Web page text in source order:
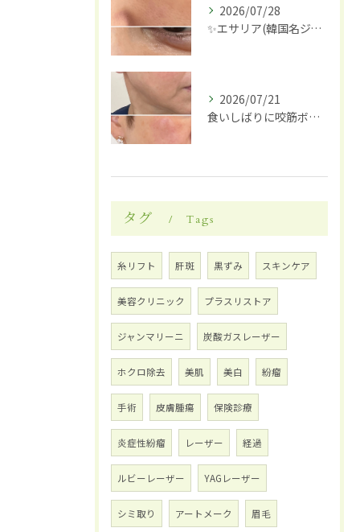
2026/07/28
✨エサリア(韓国名ジュブアセル)導入します✨
2026/07/21
食いしばりに咬筋ボトックス
タグ Tags
糸リフト 肝斑 黒ずみ スキンケア
美容クリニック プラスリストア
ジャンマリーニ 炭酸ガスレーザー
ホクロ除去 美肌 美白 紛瘤
手術 皮膚腫瘍 保険診療
炎症性紛瘤 レーザー 経過
ルビーレーザー YAGレーザー
シミ取り アートメーク 眉毛